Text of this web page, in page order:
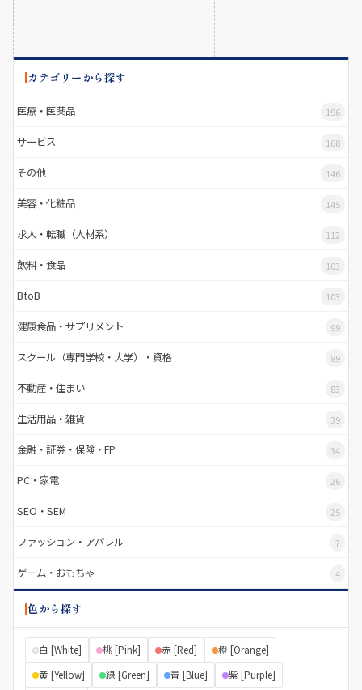
カテゴリーから探す
医療・医薬品 196
サービス 168
その他 146
美容・化粧品 145
求人・転職（人材系） 112
飲料・食品 103
BtoB 103
健康食品・サプリメント 99
スクール（専門学校・大学）・資格 89
不動産・住まい 83
生活用品・雑貨 39
金融・証券・保険・FP 34
PC・家電 26
SEO・SEM 25
ファッション・アパレル 7
ゲーム・おもちゃ 4
色から探す
白 [White] 桃 [Pink] 赤 [Red]
橙 [Orange]
黄 [Yellow]
緑 [Green] 青 [Blue]
紫 [Purple]